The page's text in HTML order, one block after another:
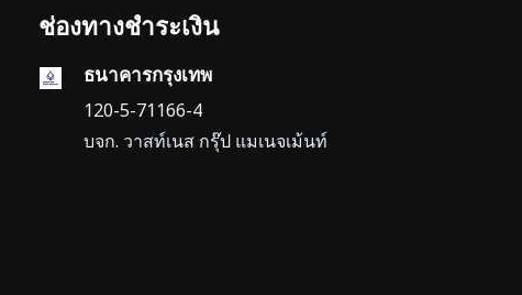
ช่องทางชำระเงิน
ธนาคารกรุงเทพ
120-5-71166-4
บจก. วาสท์เนส กรุ๊ป แมเนจเม้นท์